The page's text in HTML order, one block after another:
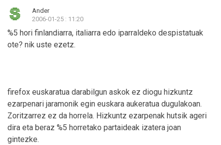
Ander
2006-01-25 : 11:20
%5 hori finlandiarra, italiarra edo iparraldeko despistatuak
ote? nik uste ezetz.
firefox euskaratua darabilgun askok ez diogu hizkuntz
ezarpenari jaramonik egin euskara aukeratua dugulakoan.
Zoritzarrez ez da horrela. Hizkuntz ezarpenak hutsik ageri
dira eta beraz %5 horretako partaideak izatera joan
gintezke.